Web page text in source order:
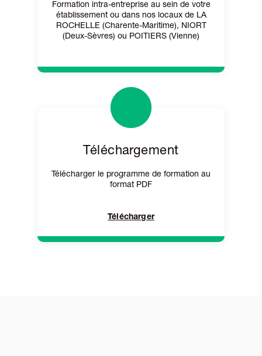
Formation intra-entreprise au sein de votre
établissement ou dans nos locaux de LA
ROCHELLE (Charente-Maritime), NIORT
(Deux-Sèvres) ou POITIERS (Vienne)
Téléchargement
Télécharger le programme de formation au
format PDF
Télécharger